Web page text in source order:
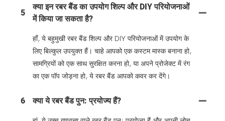
5
क्या इन रबर बैंड का उपयोग शिल्प और DIY परियोजनाओं
में किया जा सकता है?
हाँ, ये बहुमुखी रबर बैंड शिल्प और DIY परियोजनाओं में उपयोग के
लिए बिल्कुल उपयुक्त हैं। चाहे आपको एक कस्टम मास्क बनाना हो,
सामग्रियों को एक साथ सुरक्षित करना हो, या अपने प्रोजेक्ट में रंग
का एक पॉप जोड़ना हो, ये रबर बैंड आपको कवर कर देंगे।
6 क्या ये रबर बैंड पुन: प्रयोज्य हैं?